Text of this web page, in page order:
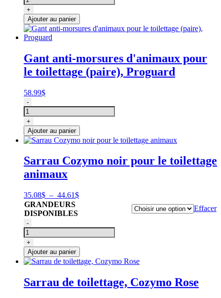
Tablier
de
bain
pour
toilettage
Proguard
+
Ajouter au panier
Gant anti-morsures d'animaux pour
le toilettage (paire), Proguard
58.99$
quantité
de
Gant
anti-
morsures
d'animaux
le
toilettage
(paire),
Proguard
-
+
Ajouter au panier
Sarrau Cozymo noir pour le toilettage
animaux
35.08$ – 44.61$Plage
à
44.61$
GRANDEURS
DISPONIBLES
Effacer
quantité
de
Sarrau
Cozymo
noir
pour
toilettage
-
+
Ajouter au panier
Sarrau de toilettage, Cozymo Rose